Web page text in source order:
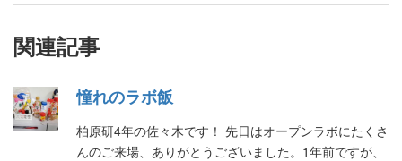
関連記事
憧れのラボ飯
柏原研4年の佐々木です！ 先日はオープンラボにたくさ
んのご来場、ありがとうございました。1年前ですが、